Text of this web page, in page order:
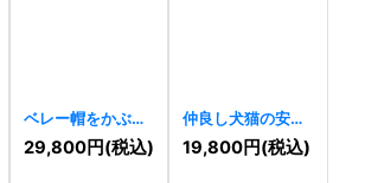
ベレー帽をかぶっ
た画家のゾウのク
リエイティブロゴ
29,800円(税込)
仲良し犬猫の安心
癒しロゴ[11337 ]
19,800円(税込)